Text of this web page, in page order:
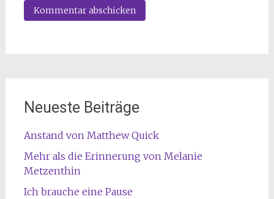
Neueste Beiträge
Anstand von Matthew Quick
Mehr als die Erinnerung von Melanie
Metzenthin
Ich brauche eine Pause